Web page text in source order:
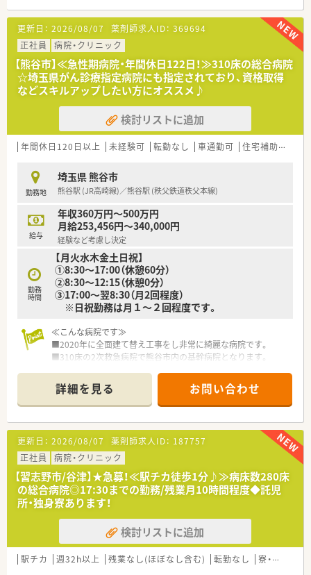
≪業務内容≫
■外来調剤(400枚/日、4~5名で対応）、抗がん剤の混注、病棟業
務、在宅業務と病院薬剤師の業務には全て関われます。
■基本的にローテーション形式…外来、混注は日ごと。病棟は1
年～1年半スパンで科目が変わります。
■病棟には常駐です。
■注射薬のアンプルピッカーがあり、業務効率が上がっていま
す。
■在宅業務は月50件程度、志望者が対応します。往診同行は行っ
ておりません。
■夜勤時は1名で対応(外来は15枚、入院3～5名程度) 頻度は月
に2～3回程度です。当直はありません。
連携が必須です。
≪こんな方におすすめ≫
■病院薬剤師として、幅広い分野でスキルを磨きたい方
■活気のある職場でやりがいを持って働きたい方
更新日： 2026/08/07 薬剤師求人ID： 369694
正社員
病院・クリニック
【熊谷市】≪急性期病院・年間休日122日！≫310床の総合病院
☆埼玉県がん診療指定病院にも指定されており、資格取得
などスキルアップしたい方にオススメ♪
検討リストに追加
年間休日120日以上 未経験可 転勤なし 車通勤可 住宅補助(手当)あり
勤務地
埼玉県 熊谷市
熊谷駅 (JR高崎線)／熊谷駅 (秩父鉄道秩父本線)
給与
年収360万円～500万円
月給253,456円～340,000円
経験など考慮し決定
勤務
時間
【月火水木金土日祝】
①8:30～17:00（休憩60分）
②8:30～12:15（休憩0分）
③17:00～翌8:30（月2回程度）
※日祝勤務は月１～２回程度です。
≪こんな病院です≫
■2020年に全面建て替え工事をし非常に綺麗な病院です。
■310床の2次救急病院で熊谷市内の基幹病院となります。
■外来処方箋は院外処方となります。
■最先端設備が導入されている病院です。
■日本医療機能評価機構の認可病院です。
■回復期リハビリテーション病棟もあり、在宅復帰までサポート
できる体制を整えられています。
■チーム医療に力を入れており、医師や看護師をはじめ多職種と
連携しております。
■感染制御チーム・栄養サポートチーム(NST)の一員として他の
医療スタッフと共に病棟ラウンドを行い、実際に患者様に対面し
ながら多角的な面から治療に当たっているのが特徴です。
≪業務内容≫
■入院患者様の調剤、監査、服薬指導 ※外来は院外処方
■無菌調剤業務（抗がん剤、ＴＰＮあり）
■PET業務(品質管理試験)
詳細を見る お問い合わせ
更新日： 2026/08/07 薬剤師求人ID： 187757
正社員
病院・クリニック
【習志野市/谷津】★急募！≪駅チカ徒歩1分♪≫病床数280床
の総合病院◎17:30までの勤務/残業月10時間程度◆託児
所・独身寮あります！
検討リストに追加
駅チカ 週32h以上 残業なし(ほぼなし含む) 転勤なし 寮・借上社宅あり